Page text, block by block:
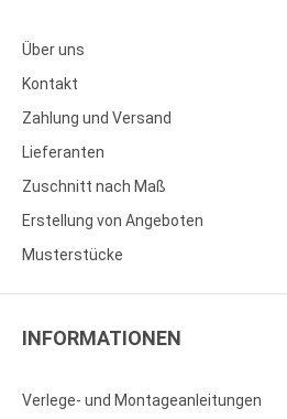
Über uns
Kontakt
Zahlung und Versand
Lieferanten
Zuschnitt nach Maß
Erstellung von Angeboten
Musterstücke
INFORMATIONEN
Verlege- und Montageanleitungen